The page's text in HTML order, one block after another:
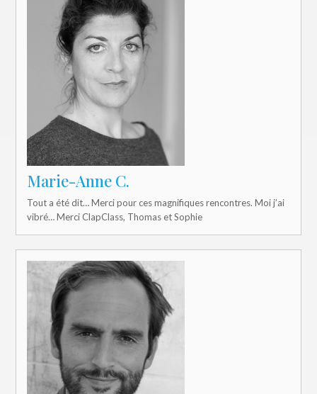
Marie-Anne C.
Tout a été dit… Merci pour ces magnifiques rencontres. Moi j’ai
vibré… Merci ClapClass, Thomas et Sophie